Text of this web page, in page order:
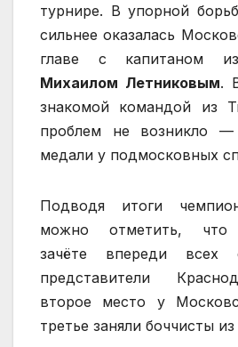
турнире. В упорной
сильнее оказалась
главе с капитаном из
Михаилом Летниковым.
знакомой командой из
проблем не возникло
медали у подмосковных
Подводя итоги
можно отметить,
зачёте впереди всех
представители
второе место у
третье заняли боччисты